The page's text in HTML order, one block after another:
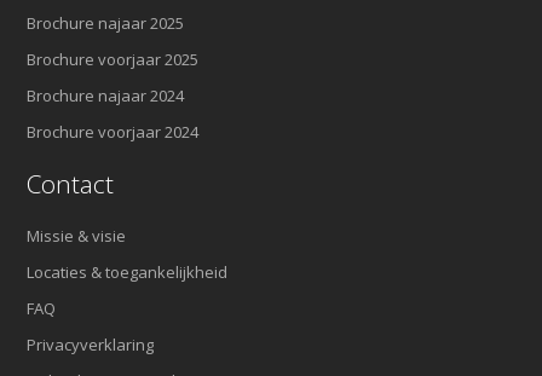
Brochure najaar 2025
Brochure voorjaar 2025
Brochure najaar 2024
Brochure voorjaar 2024
Contact
Missie & visie
Locaties & toegankelijkheid
FAQ
Privacyverklaring